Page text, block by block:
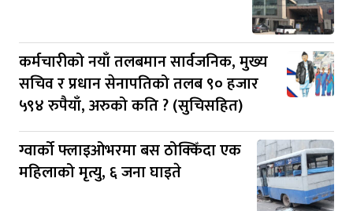
कर्मचारीको नयाँ तलबमान सार्वजनिक, मुख्य
सचिव र प्रधान सेनापतिको तलब ९० हजार
५९४ रुपैयाँ, अरुको कति ? (सुचिसहित)
ग्वार्को फ्लाइओभरमा बस ठोक्किँदा एक
महिलाको मृत्यु, ६ जना घाइते